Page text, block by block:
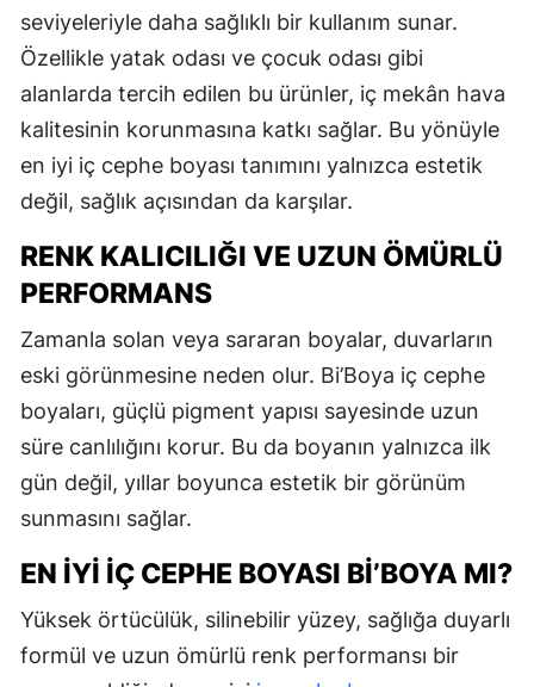
seviyeleriyle daha sağlıklı bir kullanım sunar.
Özellikle yatak odası ve çocuk odası gibi
alanlarda tercih edilen bu ürünler, iç mekân hava
kalitesinin korunmasına katkı sağlar. Bu yönüyle
en iyi iç cephe boyası tanımını yalnızca estetik
değil, sağlık açısından da karşılar.
RENK KALICILIĞI VE UZUN ÖMÜRLÜ
PERFORMANS
Zamanla solan veya sararan boyalar, duvarların
eski görünmesine neden olur. Bi’Boya iç cephe
boyaları, güçlü pigment yapısı sayesinde uzun
süre canlılığını korur. Bu da boyanın yalnızca ilk
gün değil, yıllar boyunca estetik bir görünüm
sunmasını sağlar.
EN İYI İÇ CEPHE BOYASI BI’BOYA MI?
Yüksek örtücülük, silinebilir yüzey, sağlığa duyarlı
formül ve uzun ömürlü renk performansı bir